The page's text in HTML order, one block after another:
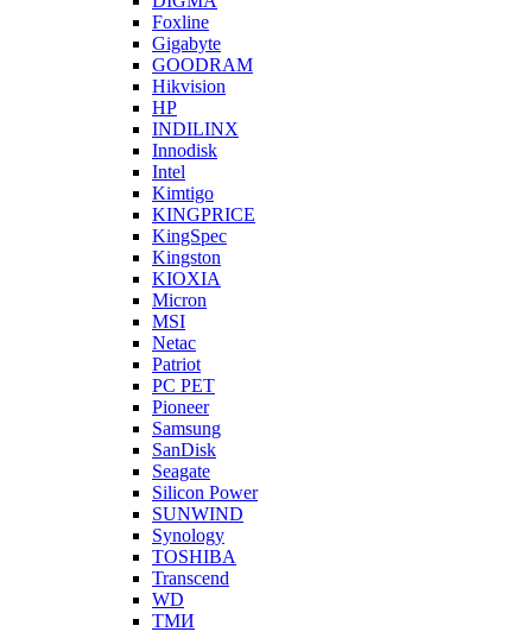
Foxline
Gigabyte
GOODRAM
Hikvision
HP
INDILINX
Innodisk
Intel
Kimtigo
KINGPRICE
KingSpec
Kingston
KIOXIA
Micron
MSI
Netac
Patriot
PC PET
Pioneer
Samsung
SanDisk
Seagate
Silicon Power
SUNWIND
Synology
TOSHIBA
Transcend
WD
ТМИ